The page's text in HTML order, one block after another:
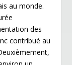
au monde.
des
contribué au